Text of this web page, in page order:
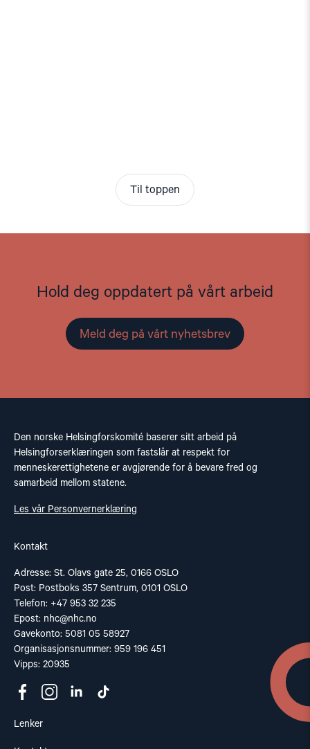
Til toppen
Hold deg oppdatert på vårt arbeid
Meld deg på vårt nyhetsbrev
Den norske Helsingforskomité baserer sitt arbeid på
Helsingforserklæringen som fastslår at respekt for
menneskerettighetene er avgjørende for å bevare fred og
samarbeid mellom statene.
Les vår Personvernerklæring
Kontakt
Adresse: St. Olavs gate 25, 0166 OSLO
Post: Postboks 357 Sentrum, 0101 OSLO
Telefon: +47 953 32 235
Epost: nhc@nhc.no
Gavekonto: 5081 05 58927
Organisasjonsnummer: 959 196 451
Vipps: 20935
Lenker